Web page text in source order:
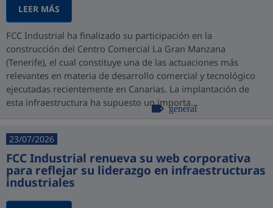
LEER MÁS
FCC Industrial ha finalizado su participación en la
construcción del Centro Comercial La Gran Manzana
(Tenerife), el cual constituye una de las actuaciones más
relevantes en materia de desarrollo comercial y tecnológico
ejecutadas recientemente en Canarias. La implantación de
esta infraestructura ha supuesto un importa...
general
23/07/2026
FCC Industrial renueva su web corporativa
para reflejar su liderazgo en infraestructuras
industriales